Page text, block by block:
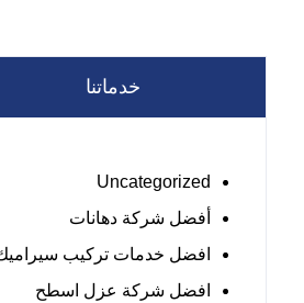
خدماتنا
Uncategorized
أفضل شركة دهانات
افضل خدمات تركيب
افضل شركة عزل اسطح